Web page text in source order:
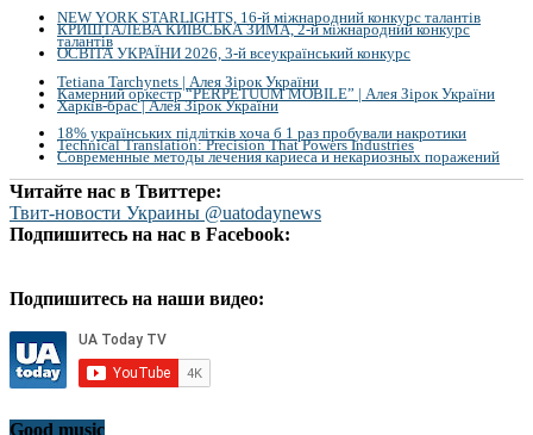
NEW YORK STARLIGHTS, 16-й міжнародний конкурс талантів
КРИШТАЛЕВА КИЇВСЬКА ЗИМА, 2-й міжнародний конкурс
талантів
ОСВІТА УКРАЇНИ 2026, 3-й всеукраїнський конкурс
Tetiana Tarchynets | Алея Зірок України
Камерний оркестр “PERPETUUM MOBILE” | Алея Зірок України
Харків-брас | Алея Зірок України
18% українських підлітків хоча б 1 раз пробували накротики
Technical Translation: Precision That Powers Industries
Современные методы лечения кариеса и некариозных поражений
Читайте нас в Твиттере:
Твит-новости Украины @uatodaynews
Подпишитесь на нас в Facebook:
Подпишитесь на наши видео:
Good music